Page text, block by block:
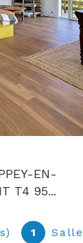
EN-
T4 95...
1